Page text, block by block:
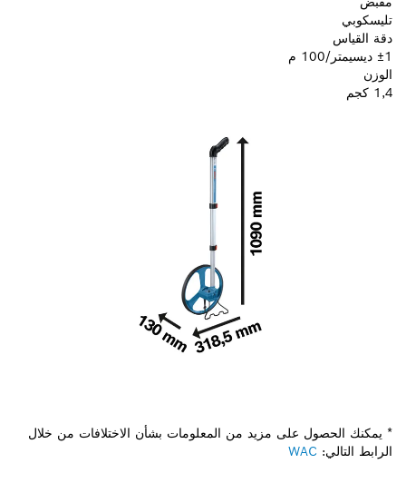
تليسكوبي
دقة القياس
الوزن
1,4 كجم
* يمكنك الحصول على مزيد من المعلومات بشأن الاختلافات من خلال
الرابط التالي: WAC